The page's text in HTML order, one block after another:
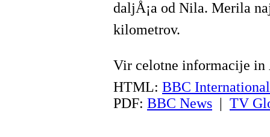
daljÅ¡a od Nila. Merila
kilometrov.
Vir celotne informacije in
HTML: BBC International
PDF: BBC News | TV